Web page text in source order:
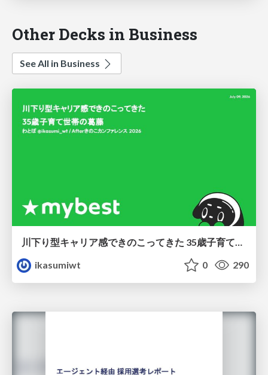
Other Decks in Business
See All in Business
ikasumiwt
0 290